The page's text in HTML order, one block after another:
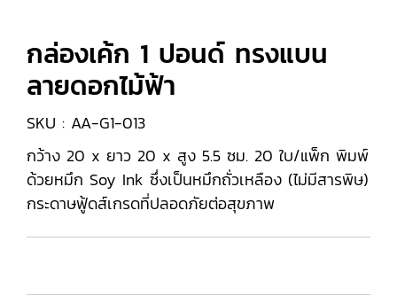
กล่องเค้ก 1 ปอนด์ ทรงแบน
ลายดอกไม้ฟ้า
SKU : AA-G1-013
กว้าง 20 x ยาว 20 x สูง 5.5 ซม. 20 ใบ/แพ็ก พิมพ์
ด้วยหมึก Soy Ink ซึ่งเป็นหมึกถั่วเหลือง (ไม่มีสารพิษ)
กระดาษฟู้ดส์เกรดที่ปลอดภัยต่อสุขภาพ